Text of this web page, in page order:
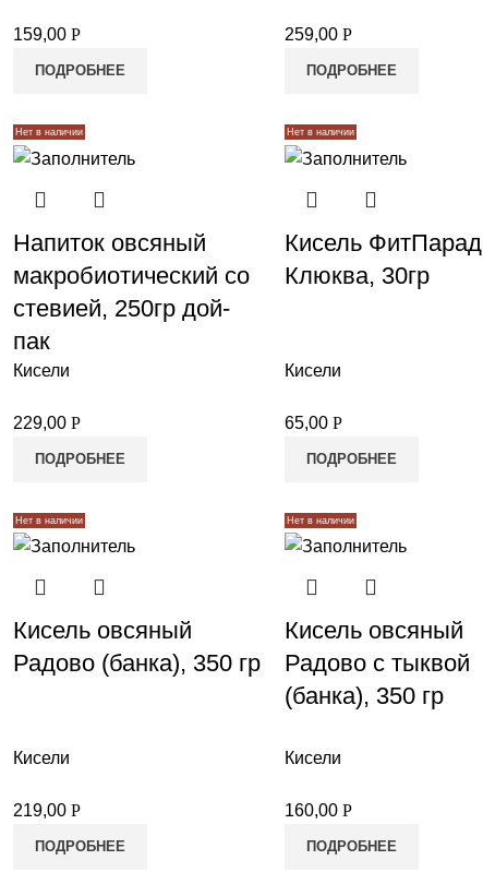
159,00 Р
ПОДРОБНЕЕ
259,00 Р
ПОДРОБНЕЕ
Нет в наличии
Напиток овсяный
макробиотический со
стевией, 250гр дой-
пак
Кисели
229,00 Р
ПОДРОБНЕЕ
Нет в наличии
Кисель ФитПарад
Клюква, 30гр
Кисели
65,00 Р
ПОДРОБНЕЕ
Нет в наличии
Кисель овсяный
Радово (банка), 350 гр
Кисели
219,00 Р
ПОДРОБНЕЕ
Нет в наличии
Кисель овсяный
Радово с тыквой
(банка), 350 гр
Кисели
160,00 Р
ПОДРОБНЕЕ